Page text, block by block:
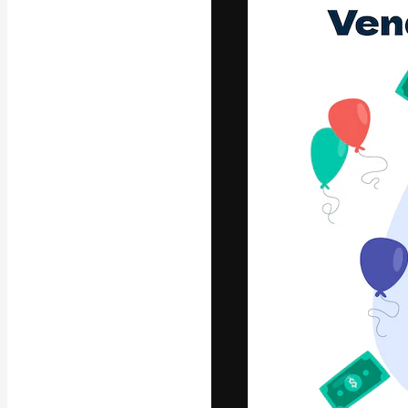
La plataforma
trabajo. Más
entre
Español
Copyright ©